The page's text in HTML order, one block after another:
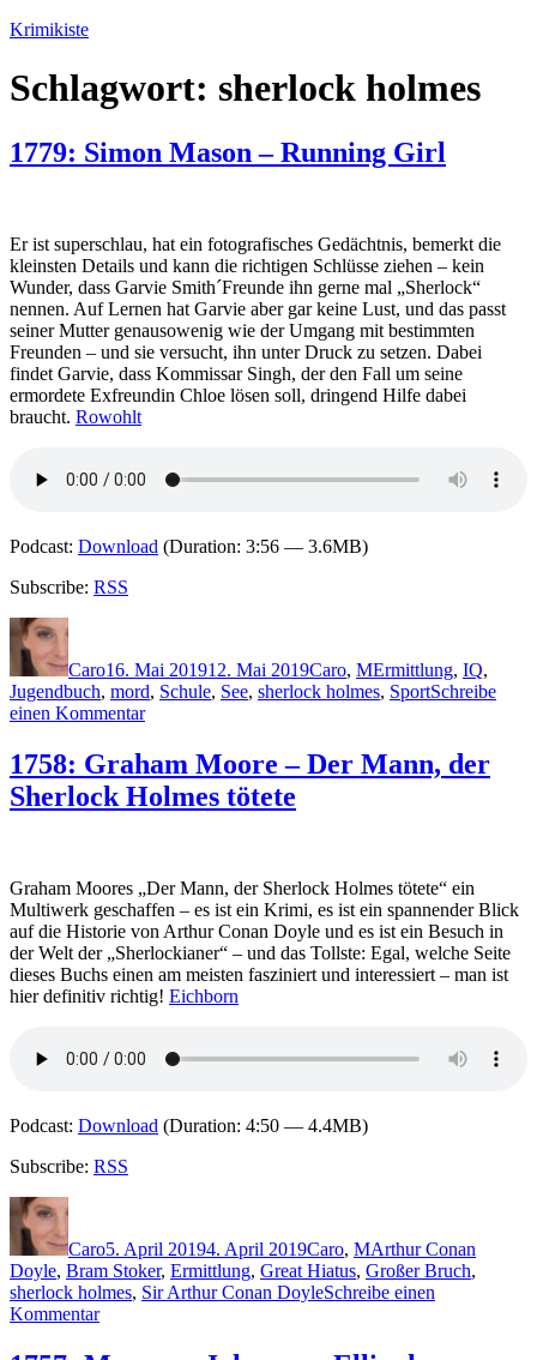
Zum
springen
Krimikiste
Schlagwort: sherlock holmes
1779: Simon Mason – Running Girl
Er ist superschlau, hat ein fotografisches Gedächtnis, bemerkt die
kleinsten Details und kann die richtigen Schlüsse ziehen – kein
Wunder, dass Garvie Smith´Freunde ihn gerne mal „Sherlock“
nennen. Auf Lernen hat Garvie aber gar keine Lust, und das passt
seiner Mutter genausowenig wie der Umgang mit bestimmten
Freunden – und sie versucht, ihn unter Druck zu setzen. Dabei
findet Garvie, dass Kommissar Singh, der den Fall um seine
ermordete Exfreundin Chloe lösen soll, dringend Hilfe dabei
braucht. Rowohlt
Podcast: Download (Duration: 3:56 — 3.6MB)
Subscribe: RSS
Autor
Caro16. Mai 201912. Mai 2019Caro, MErmittlung, IQ,
Jugendbuch, mord, Schule, See, sherlock holmes, SportSchreibe
einen Kommentarzu
Mason
–
1758: Graham Moore – Der Mann, der
Sherlock Holmes tötete
Graham Moores „Der Mann, der Sherlock Holmes tötete“ ein
Multiwerk geschaffen – es ist ein Krimi, es ist ein spannender Blick
auf die Historie von Arthur Conan Doyle und es ist ein Besuch in
der Welt der „Sherlockianer“ – und das Tollste: Egal, welche Seite
dieses Buchs einen am meisten fasziniert und interessiert – man ist
hier definitiv richtig! Eichborn
Podcast: Download (Duration: 4:50 — 4.4MB)
Subscribe: RSS
Autor
Caro5. April 20194. April 2019Caro, MArthur Conan
Doyle, Bram Stoker, Ermittlung, Great Hiatus, Großer Bruch,
sherlock holmes, Sir Arthur Conan DoyleSchreibe einen
Kommentarzu
Graham